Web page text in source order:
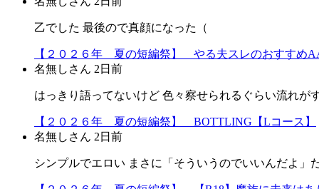
乙でした 最後ので真顔になった（
【２０２６年 夏の短編祭】 やる夫スレのおすすめ
名無しさん 2日前
はっきり語ってないけど 色々察せられるぐらい流れが
【２０２６年 夏の短編祭】 BOTTLING【Lコース】
名無しさん 2日前
シンプルでエロい まさに「そういうのでいいんだよ」